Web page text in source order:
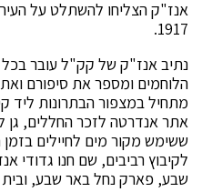
1917.
נתיב אנז"ק של קק"ל עובר
הלוחמים ומספר את סיפורם
מתחיל במצפור הבתרונות ליד
אתר אנדרטה לזכר החללים, גן
ששימש מקור מים לחיילים
לקיבוץ רביבים, שם חנו גדודי
שבע, פארק נחל באר שבע,